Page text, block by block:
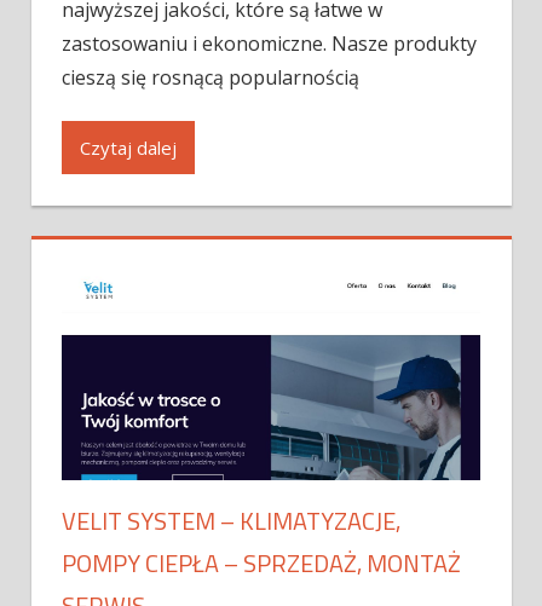
najwyższej jakości, które są łatwe w
zastosowaniu i ekonomiczne. Nasze produkty
cieszą się rosnącą popularnością
Czytaj dalej
VELIT SYSTEM – KLIMATYZACJE,
POMPY CIEPŁA – SPRZEDAŻ, MONTAŻ